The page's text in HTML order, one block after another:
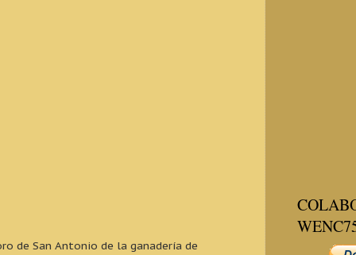
de San Antonio de la ganadería de